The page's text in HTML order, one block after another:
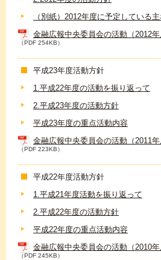
（別紙）2012年度に予定している
金融広報中央委員会の活動（2012年
（PDF 254KB）
平成23年度活動方針
1.平成22年度の活動を振り返って
2.平成23年度の活動方針
平成23年度の重点活動内容
金融広報中央委員会の活動（2011年
（PDF 223KB）
平成22年度活動方針
1.平成21年度活動を振り返って
2.平成22年度の活動方針
平成22年度の重点活動内容
金融広報中央委員会の活動（2010年
（PDF 245KB）